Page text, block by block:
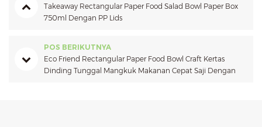
Takeaway Rectangular Paper Food Salad Bowl Paper Box
750ml Dengan PP Lids
POS BERIKUTNYA
Eco Friend Rectangular Paper Food Bowl Craft Kertas
Dinding Tunggal Mangkuk Makanan Cepat Saji Dengan